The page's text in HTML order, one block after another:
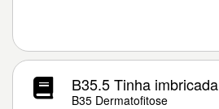
B35.5 Tinha imbricada
B35 Dermatofitose